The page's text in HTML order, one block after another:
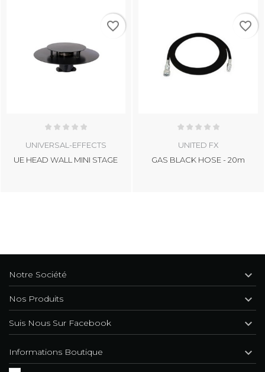
UNIVERSAL-EFFECTS
UE HEAD WALL MINI STAGE
favorite_border
UNITED FX
GAS BLACK HOSE - 20m
favorite_border
Informations Boutique 
Notre Société 
Nos Produits 
Suis Nous Sur Facebook 